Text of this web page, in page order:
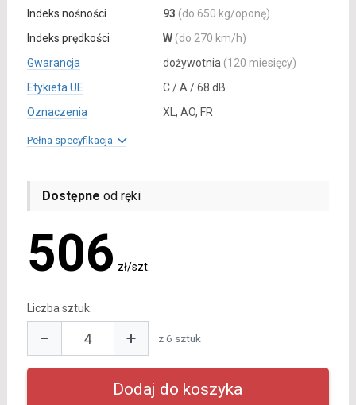
Indeks nośności
93 (do 650 kg/oponę)
Indeks prędkości
W (do 270 km/h)
Gwarancja
dożywotnia (120 miesięcy)
Etykieta UE
C / A / 68 dB
Oznaczenia
XL, AO, FR
Pełna specyfikacja
Dostępne od ręki
506 zł/szt.
Liczba sztuk:
− + z 6 sztuk